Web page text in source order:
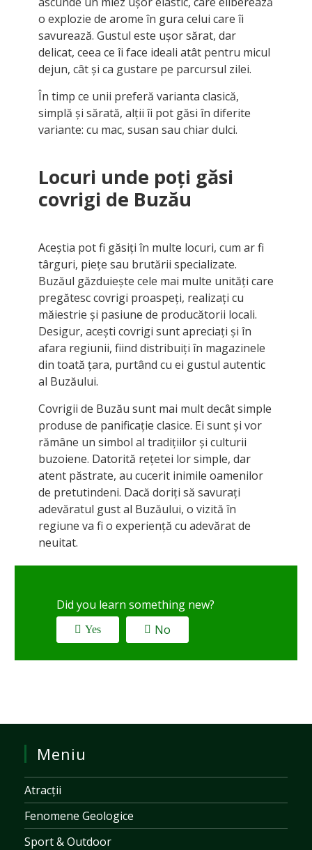
o explozie de arome în gura celui care îi
savurează. Gustul este ușor sărat, dar
delicat, ceea ce îi face ideali atât pentru micul
dejun, cât și ca gustare pe parcursul zilei.
În timp ce unii preferă varianta clasică,
simplă și sărată, alții îi pot găsi în diferite
variante: cu mac, susan sau chiar dulci.
Locuri unde poți găsi
covrigi de Buzău
Aceștia pot fi găsiți în multe locuri, cum ar fi
târguri, piețe sau brutării specializate.
Buzăul găzduiește cele mai multe unități care
pregătesc covrigi proaspeți, realizați cu
măiestrie și pasiune de producătorii locali.
Desigur, acești covrigi sunt apreciați și în
afara regiunii, fiind distribuiți în magazinele
din toată țara, purtând cu ei gustul autentic
al Buzăului.
Covrigii de Buzău sunt mai mult decât simple
produse de panificație clasice. Ei sunt și vor
rămâne un simbol al tradițiilor și culturii
buzoiene. Datorită rețetei lor simple, dar
atent păstrate, au cucerit inimile oamenilor
de pretutindeni. Dacă doriți să savurați
adevăratul gust al Buzăului, o vizită în
regiune va fi o experiență cu adevărat de
neuitat.
Did you learn something new?
Yes No
Meniu
Atracții
Fenomene Geologice
Sport & Outdoor